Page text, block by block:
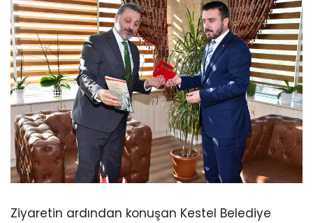
Ziyaretin ardından konuşan Kestel Belediye